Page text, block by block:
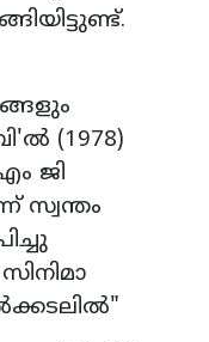
(1978)
ജി
സ്വന്തം